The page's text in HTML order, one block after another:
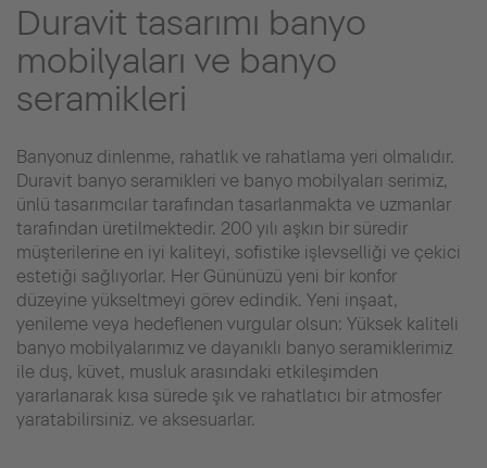
Duravit tasarımı banyo
mobilyaları ve banyo
seramikleri
Banyonuz dinlenme, rahatlık ve rahatlama yeri olmalıdır.
Duravit banyo seramikleri ve banyo mobilyaları serimiz,
ünlü tasarımcılar tarafından tasarlanmakta ve uzmanlar
tarafından üretilmektedir. 200 yılı aşkın bir süredir
müşterilerine en iyi kaliteyi, sofistike işlevselliği ve çekici
estetiği sağlıyorlar. Her Gününüzü yeni bir konfor
düzeyine yükseltmeyi görev edindik. Yeni inşaat,
yenileme veya hedeflenen vurgular olsun: Yüksek kaliteli
banyo mobilyalarımız ve dayanıklı banyo seramiklerimiz
ile duş, küvet, musluk arasındaki etkileşimden
yararlanarak kısa sürede şık ve rahatlatıcı bir atmosfer
yaratabilirsiniz. ve aksesuarlar.